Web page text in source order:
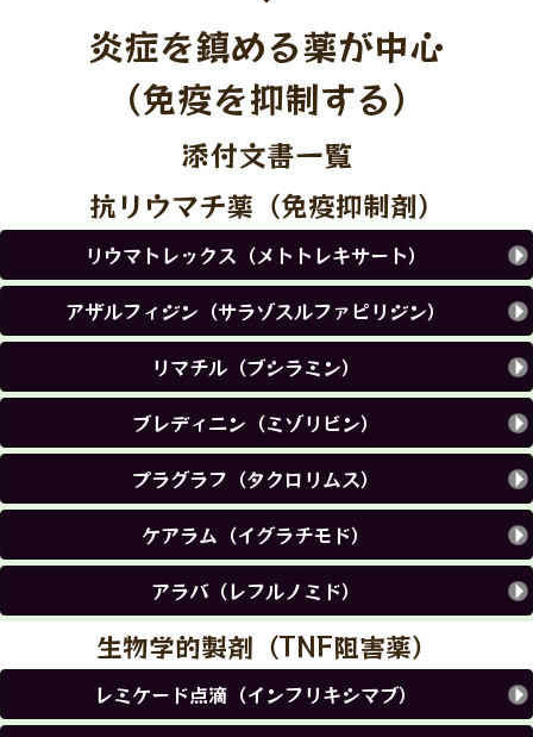
炎症を鎮める薬が中心
（免疫を抑制する）
添付文書一覧
抗リウマチ薬（免疫抑制剤）
リウマトレックス（メトトレキサート）
アザルフィジン（サラゾスルファピリジン）
リマチル（ブシラミン）
ブレディニン（ミゾリビン）
プラグラフ（タクロリムス）
ケアラム（イグラチモド）
アラバ（レフルノミド）
生物学的製剤（TNF阻害薬）
レミケード点滴（インフリキシマブ）